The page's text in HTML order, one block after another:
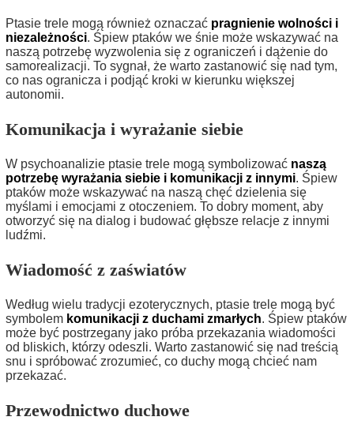
Ptasie trele mogą również oznaczać pragnienie wolności i
niezależności. Śpiew ptaków we śnie może wskazywać na
naszą potrzebę wyzwolenia się z ograniczeń i dążenie do
samorealizacji. To sygnał, że warto zastanowić się nad tym,
co nas ogranicza i podjąć kroki w kierunku większej
autonomii.
Komunikacja i wyrażanie siebie
W psychoanalizie ptasie trele mogą symbolizować naszą
potrzebę wyrażania siebie i komunikacji z innymi. Śpiew
ptaków może wskazywać na naszą chęć dzielenia się
myślami i emocjami z otoczeniem. To dobry moment, aby
otworzyć się na dialog i budować głębsze relacje z innymi
ludźmi.
Wiadomość z zaświatów
Według wielu tradycji ezoterycznych, ptasie trele mogą być
symbolem komunikacji z duchami zmarłych. Śpiew ptaków
może być postrzegany jako próba przekazania wiadomości
od bliskich, którzy odeszli. Warto zastanowić się nad treścią
snu i spróbować zrozumieć, co duchy mogą chcieć nam
przekazać.
Przewodnictwo duchowe